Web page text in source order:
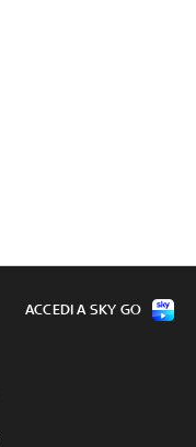
ACCEDI A SKY GO